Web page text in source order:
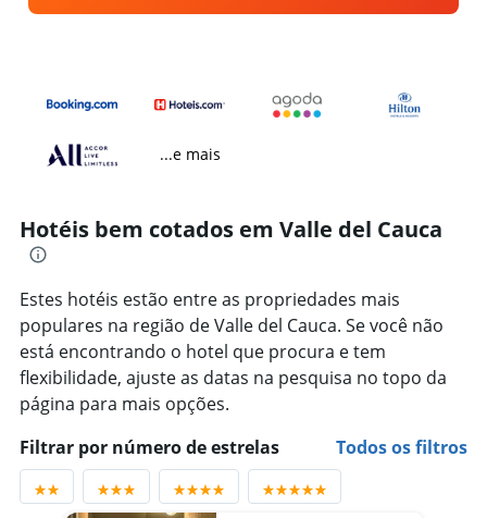
...e mais
Hotéis bem cotados em Valle del Cauca
Estes hotéis estão entre as propriedades mais
populares na região de Valle del Cauca. Se você não
está encontrando o hotel que procura e tem
flexibilidade, ajuste as datas na pesquisa no topo da
página para mais opções.
Filtrar por número de estrelas
Todos os filtros